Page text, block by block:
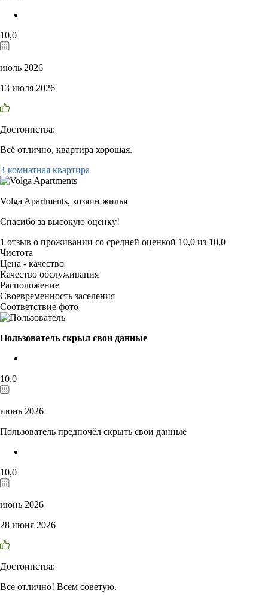
10,0
июль 2026
13 июля 2026
Достоинства:
Всё отлично, квартира хорошая.
3-комнатная квартира
Volga Apartments, хозяин жилья
Спасибо за высокую оценку!
1 отзыв о проживании со средней оценкой 10,0 из 10,0
Чистота
Цена - качество
Качество обслуживания
Расположение
Своевременность заселения
Соответствие фото
Пользователь скрыл свои данные
10,0
июнь 2026
Пользователь предпочёл скрыть свои данные
10,0
июнь 2026
28 июня 2026
Достоинства:
Все отлично! Всем советую.